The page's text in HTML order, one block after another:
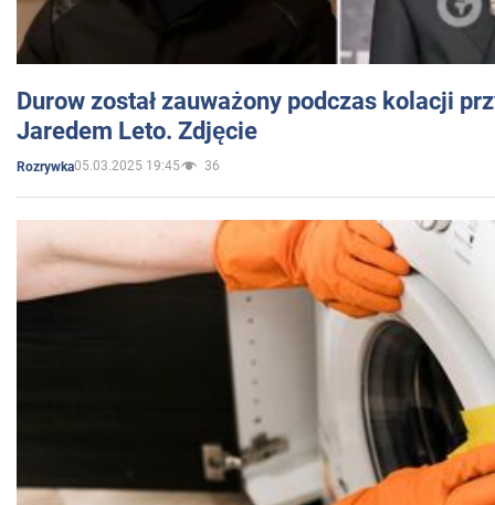
Durow został zauważony podczas kolacji
Jaredem Leto. Zdjęcie
Rozrywka05.03.2025 19:45 36